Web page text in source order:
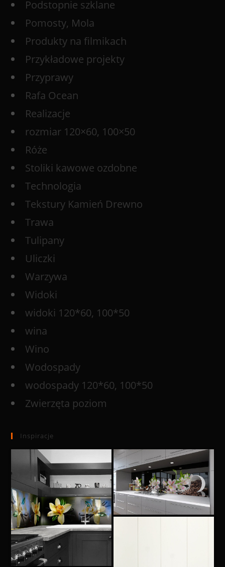
Podstopnie szklane
Pomosty, Mola
Produkty na filmikach
Przykładowe projekty
Przyprawy
Rafa Ocean
Realizacje
rozmiar 120×60, 100×50
Róże
Stoliki kawowe ozdobne
Technologia
Tekstury Kamień Drewno
Trawa
Tulipany
Uliczki
Warzywa
Widoki
widoki 120*60, 100*50
wina
Wino
Wodospady
wodospady 120*60, 100*50
Zwierzęta poziom
Inspiracje